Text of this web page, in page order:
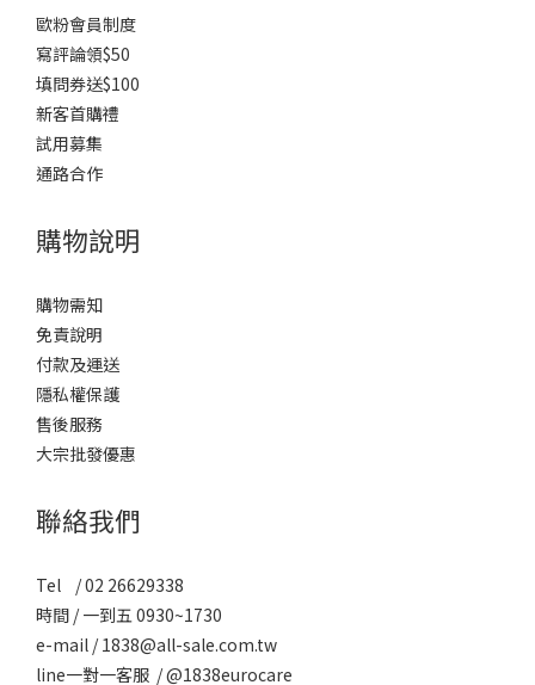
歐粉會員制度
寫評論領$50
填問券送$100
新客首購禮
試用募集
通路合作
購物說明
購物需知
免責說明
付款及運送
隱私權保護
售後服務
大宗批發優惠
聯絡我們
Tel / 02 26629338
時間 / 一到五 0930~1730
e-mail / 1838@all-sale.com.tw
line一對一客服 / @1838eurocare